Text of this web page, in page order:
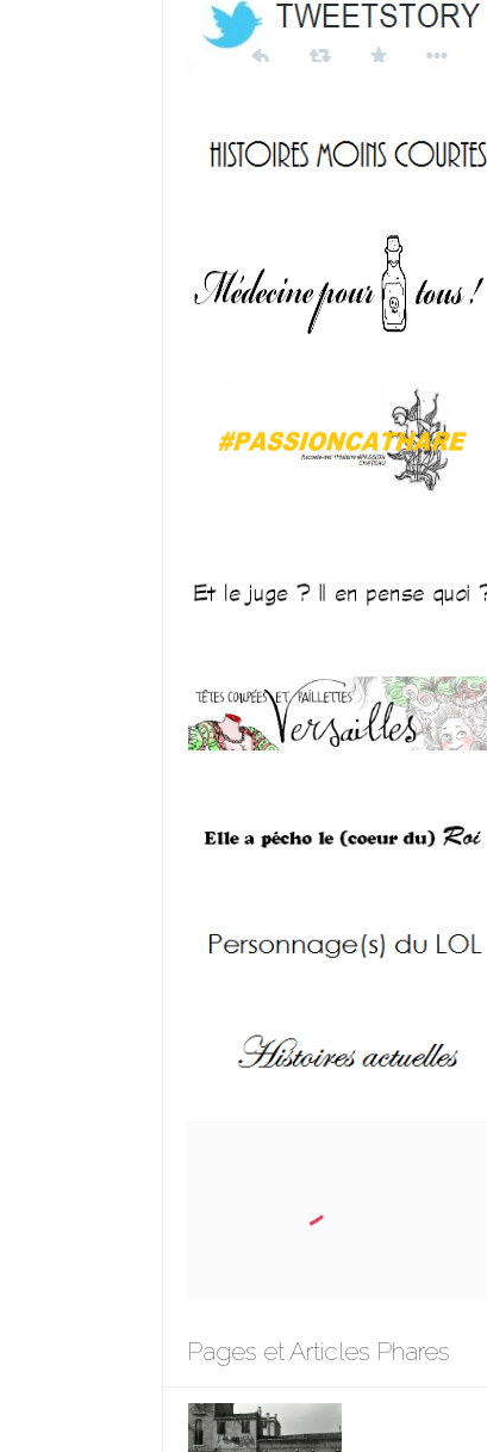
Pages et Articles Phares